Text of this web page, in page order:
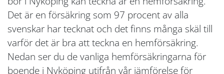
Det är en försäkring som 97 procent av alla
svenskar har tecknat och det finns många skäl till
varför det är bra att teckna en hemförsäkring.
Nedan ser du de vanliga hemförsäkringarna för
boende i Nyköping utifrån vår jämförelse för